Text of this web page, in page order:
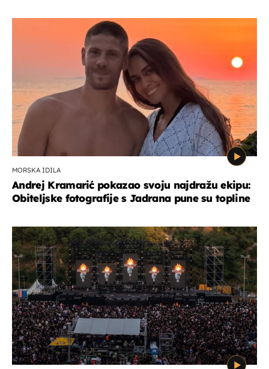
MORSKA IDILA
Andrej Kramarić pokazao svoju najdražu ekipu:
Obiteljske fotografije s Jadrana pune su topline